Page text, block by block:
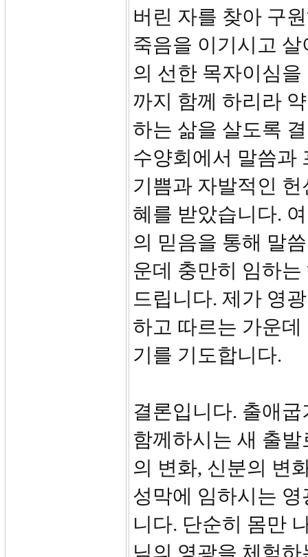
버린 자를 찾아 구
죽음을 이기시고
의 선한 목자이심
까지 함께 하리라
하는 삶을 살도록
수양회에서 말씀과
기쁨과 자발적인
혜를 받았습니다.
의 믿음을 통해 말
운데 충만히 임하
드립니다. 제가 영
하고 따르는 가운
기를 기도합니다.
결론입니다. 출애
함께하시는 새 출
의 변화, 신분의 변
성막에 임하시는
니다. 단순히 몸만
님의 영광을 체험